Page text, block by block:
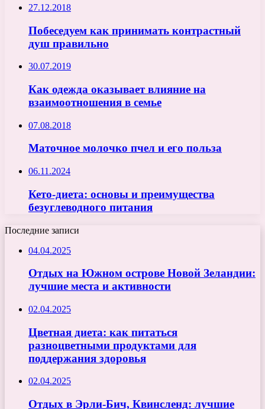
27.12.2018
Побеседуем как принимать контрастный
душ правильно
30.07.2019
Как одежда оказывает влияние на
взаимоотношения в семье
07.08.2018
Маточное молочко пчел и его польза
06.11.2024
Кето-диета: основы и преимущества
безуглеводного питания
Последние записи
04.04.2025
Отдых на Южном острове Новой Зеландии:
лучшие места и активности
02.04.2025
Цветная диета: как питаться
разноцветными продуктами для
поддержания здоровья
02.04.2025
Отдых в Эрли-Бич, Квинсленд: лучшие